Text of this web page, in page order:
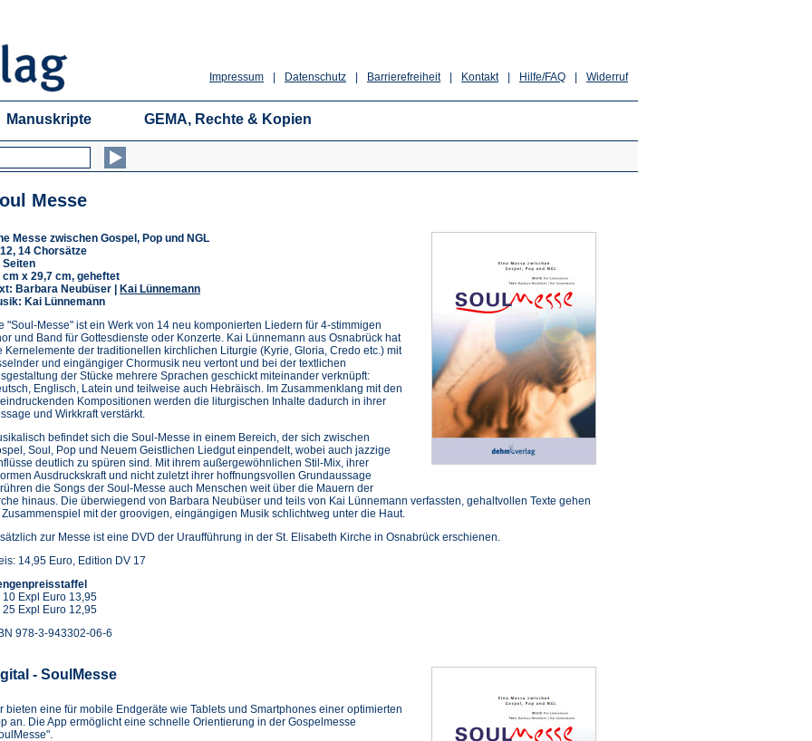
Widerruf
Hilfe/FAQ
Kontakt
Barrierefreiheit
Datenschutz
Impressum
Manuskripte GEMA, Rechte & Kopien
Messe
Messe zwischen Gospel, Pop und NGL
14 Chorsätze
Seiten
cm x 29,7 cm, geheftet
Barbara Neubüser |
Kai Lünnemann
Kai Lünnemann
"Soul-Messe" ist ein Werk von 14 neu komponierten Liedern für 4-stimmigen
und Band für Gottesdienste oder Konzerte. Kai Lünnemann aus Osnabrück hat
Kernelemente der traditionellen kirchlichen Liturgie (Kyrie, Gloria, Credo etc.) mit
und eingängiger Chormusik neu vertont und bei der textlichen
der Stücke mehrere Sprachen geschickt miteinander verknüpft:
Englisch, Latein und teilweise auch Hebräisch. Im Zusammenklang mit den
Kompositionen werden die liturgischen Inhalte dadurch in ihrer
und Wirkkraft verstärkt.
befindet sich die Soul-Messe in einem Bereich, der sich zwischen
Soul, Pop und Neuem Geistlichen Liedgut einpendelt, wobei auch jazzige
deutlich zu spüren sind. Mit ihrem außergewöhnlichen Stil-Mix, ihrer
Ausdruckskraft und nicht zuletzt ihrer hoffnungsvollen Grundaussage
die Songs der Soul-Messe auch Menschen weit über die Mauern der
hinaus. Die überwiegend von Barbara Neubüser und teils von Kai Lünnemann verfassten, gehaltvollen Texte gehen
Zusammenspiel mit der groovigen, eingängigen Musik schlichtweg unter die Haut.
zur Messe ist eine DVD der Uraufführung in der St. Elisabeth Kirche in Osnabrück erschienen.
14,95 Euro, Edition DV 17
10 Expl Euro 13,95
25 Expl Euro 12,95
978-3-943302-06-6
- SoulMesse
bieten eine für mobile Endgeräte wie Tablets und Smartphones einer optimierten
an. Die App ermöglicht eine schnelle Orientierung in der Gospelmesse